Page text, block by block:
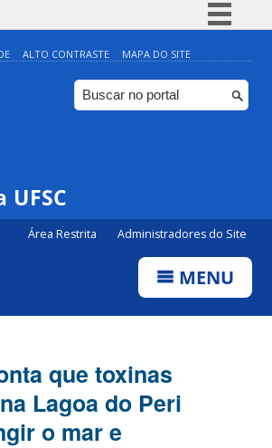
Simplifique!
Comunica BR
Participe
ALTO CONTRASTE MAPA DO SITE
Área Restrita Administradores do Site
MENU
que toxinas
Lagoa do Peri
o mar e